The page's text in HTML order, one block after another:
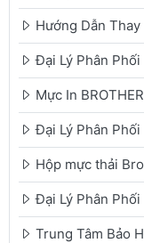
Hướng Dẫn
Đại Lý Phân
Mực In
Đại Lý Phân
Hộp mực thải
Đại Lý Phân
Trung Tâm Bảo